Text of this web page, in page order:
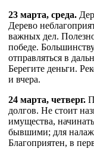
23 марта, среда.
Дерево
важных дел.
победе.
отправляться в
Берегите деньги.
и вчера.
24 марта, четверг.
долгов. Не стоит
имущества,
бывшими; для
Благоприятен, в